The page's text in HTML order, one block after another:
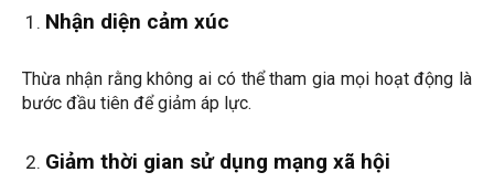
Nhận diện cảm xúc
Thừa nhận rằng không ai có thể tham gia mọi hoạt động là
bước đầu tiên để giảm áp lực.
Giảm thời gian sử dụng mạng xã hội